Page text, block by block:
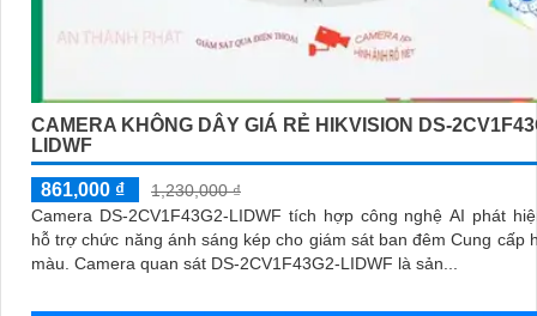
CAMERA KHÔNG DÂY GIÁ RẺ HIKVISION DS-
LIDWF
861,000 ₫
1,230,000 ₫
Camera DS-2CV1F43G2-LIDWF tích hợp công nghệ AI phát
hỗ trợ chức năng ánh sáng kép cho giám sát ban đêm Cung cấp
màu. Camera quan sát DS-2CV1F43G2-LIDWF là sản...